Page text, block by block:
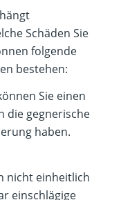
Schäden Sie
folgende
bestehen:
Sie einen
die gegnerische
haben.
nicht einheitlich
einschlägige